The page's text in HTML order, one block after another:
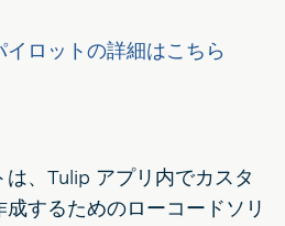
ロットの詳細はこちら
、Tulip アプリ内でカスタ
するためのローコードソリ